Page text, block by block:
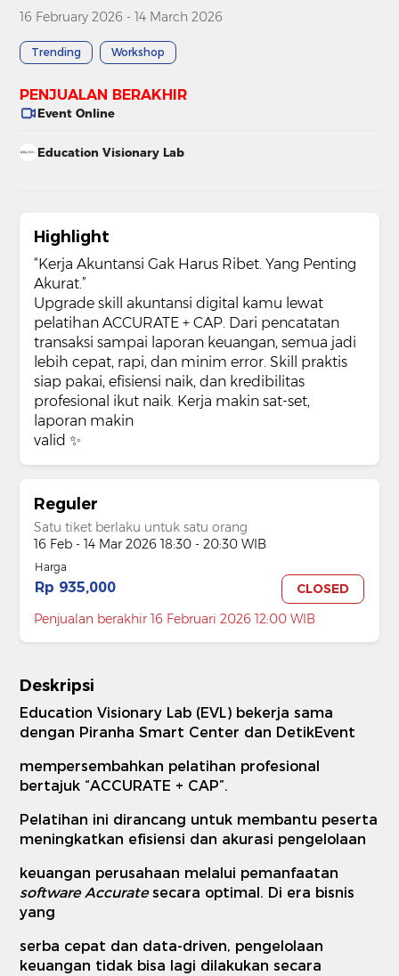
16 February 2026 - 14 March 2026
Trending Workshop
PENJUALAN BERAKHIR
Event Online
Education Visionary Lab
Highlight
“Kerja Akuntansi Gak Harus Ribet. Yang Penting
Akurat.”
Upgrade skill akuntansi digital kamu lewat
pelatihan ACCURATE + CAP. Dari pencatatan
transaksi sampai laporan keuangan, semua jadi
lebih cepat, rapi, dan minim error. Skill praktis
siap pakai, efisiensi naik, dan kredibilitas
profesional ikut naik. Kerja makin sat-set,
laporan makin
valid ✨
Reguler
Satu tiket berlaku untuk satu orang
16 Feb - 14 Mar 2026 18:30 - 20:30 WIB
Harga
Rp 935,000
CLOSED
Penjualan berakhir 16 Februari 2026 12:00 WIB
Deskripsi
Education Visionary Lab (EVL) bekerja sama
dengan Piranha Smart Center dan DetikEvent
mempersembahkan pelatihan profesional
bertajuk “ACCURATE + CAP”.
Pelatihan ini dirancang untuk membantu peserta
meningkatkan efisiensi dan akurasi pengelolaan
keuangan perusahaan melalui pemanfaatan
software Accuratesecara optimal. Di era bisnis
yang
serba cepat dan data-driven, pengelolaan
keuangan tidak bisa lagi dilakukan secara